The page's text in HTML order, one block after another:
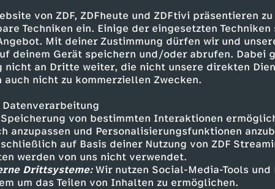
von ZDF, ZDFheute und ZDFtivi präsentieren
Techniken ein. Einige der eingesetzten
Mit deiner Zustimmung dürfen wir und
deinem Gerät speichern und/oder abrufen. Dabei
nicht an Dritte weiter, die nicht unsere direkten
auch nicht zu kommerziellen Zwecken.
von bestimmten Interaktionen
anzupassen und Personalisierungsfunktionen
auf Basis deiner Nutzung von ZDF
werden von uns nicht verwendet.
Drittsysteme:Wir nutzen Social-Media-Tools und
um das Teilen von Inhalten zu ermöglichen.
herauszuarbeiten
ist seit 2021 Seelsorgerin in der JVA
mit denen ich spreche, sind selbst Mütter, und
Sarah versucht, die Frauen zu stärken
der eigenen, schweren Situation
sind von absoluter Vertraulichkeit
Arbeit ist auf jeden Fall die